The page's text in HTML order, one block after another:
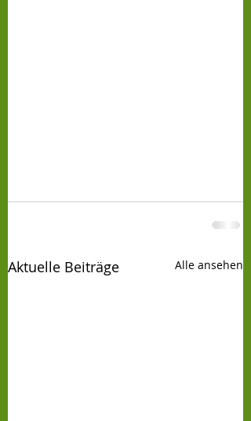
Aktuelle Beiträge Alle ansehen